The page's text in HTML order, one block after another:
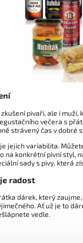
pivaři, ale i
večera s
strávený čas v dobré
jejich variabilita.
na konkrétní pivní styl,
sady s pivy, která
radost
dárek, který
Ať už je to
vedle.